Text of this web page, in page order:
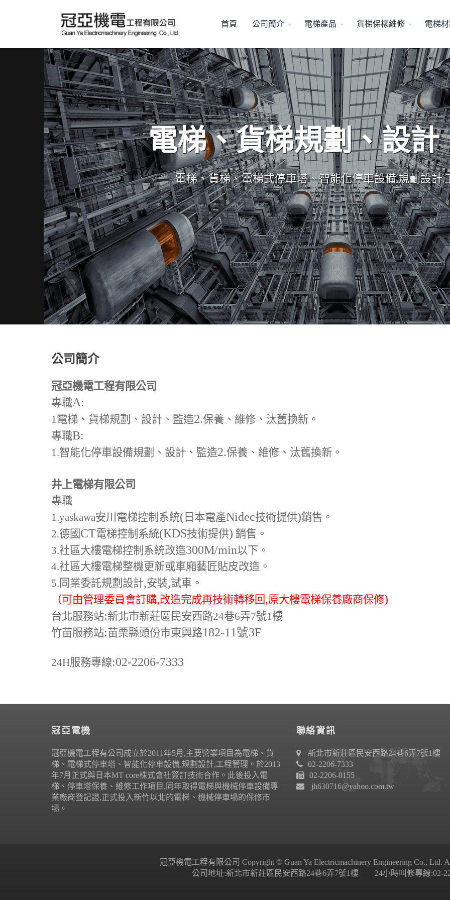
首頁 公司簡介 電梯產品 貨梯保樣維修 電梯
電梯、貨梯規劃、設計
電梯、貨梯、電梯式停車塔、智能化停車設備,規劃設計,
公司簡介
冠亞機電工程有限公司
專職A:
1電梯、貨梯規劃、設計、監造2.保養、維修、汰舊換新。
專職B:
1.智能化停車設備規劃、設計、監造2.保養、維修、汰舊換新。
井上電梯有限公司
專職
1.yaskawa安川電梯控制系統( 日本電產Nidec技術提供)銷售。
2.德國 CT電梯控制系統(KDS技術提供) 銷售。
3.社區大樓電梯控制系統改造300M/min以下。
4.社區大樓電梯整機更新或車廂藝匠貼皮改造。
5. 同業委託規劃設計,安裝,試車。
（可由管理委員會訂購,改造完成再技術轉移回,原大樓電梯保養廠商保修)
台北服務站:新北市新莊區民安西路24巷6弄7號1樓
竹苗服務站:苗栗縣頭份市東興路182-11號3F
24H服務專線:02-2206-7333
冠亞電機
冠亞機電工程有公司成立於2011年5月,主要營業項目為電梯、貨
梯、電梯式停車塔、智能化停車設備,規劃設計,工程管理。於2013
年7月正式與日本MT core株式會社簽訂技術合作。此後投入電
梯、停車塔保養、維修工作項目,同年取得電梯與機械停車設備專
業廠商登記證,正式投入新竹以北的電梯、機械停車場的保修市
場。
聯絡資訊
新北市新莊區民安西路24巷6弄7號1樓
02-2206-7333
02-2206-8155
jh630716@yahoo.com.tw
冠亞機電工程有限公司 Copyright © Guan Ya Electricmachinery Engineering Co., Ltd.
公司地址:新北市新莊區民安西路24巷6弄7號1樓 24小時叫修專線:02-